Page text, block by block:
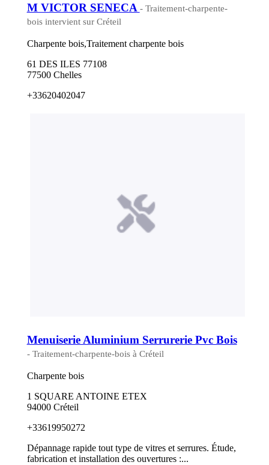
M VICTOR SENECA - Traitement-charpente-
bois intervient sur Créteil
Charpente bois,Traitement charpente bois
61 DES ILES 77108
77500 Chelles
+33620402047
Menuiserie Aluminium Serrurerie Pvc Bois
- Traitement-charpente-bois à Créteil
Charpente bois
1 SQUARE ANTOINE ETEX
94000 Créteil
+33619950272
Dépannage rapide tout type de vitres et serrures. Étude,
fabrication et installation des ouvertures :...